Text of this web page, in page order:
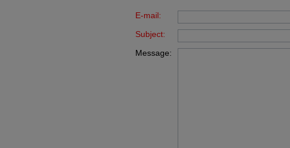
E-mail:
Subject:
Message: